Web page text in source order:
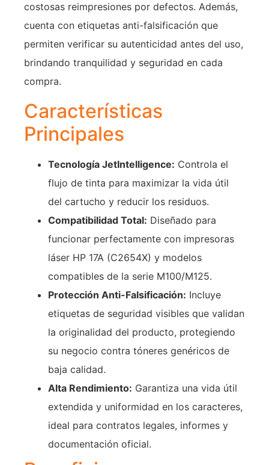
costosas reimpresiones por defectos. Además,
cuenta con etiquetas anti-falsificación que
permiten verificar su autenticidad antes del uso,
brindando tranquilidad y seguridad en cada
compra.
Características
Principales
Tecnología JetIntelligence: Controla el
flujo de tinta para maximizar la vida útil
del cartucho y reducir los residuos.
Compatibilidad Total: Diseñado para
funcionar perfectamente con impresoras
láser HP 17A (C2654X) y modelos
compatibles de la serie M100/M125.
Protección Anti-Falsificación: Incluye
etiquetas de seguridad visibles que validan
la originalidad del producto, protegiendo
su negocio contra tóneres genéricos de
baja calidad.
Alta Rendimiento: Garantiza una vida útil
extendida y uniformidad en los caracteres,
ideal para contratos legales, informes y
documentación oficial.